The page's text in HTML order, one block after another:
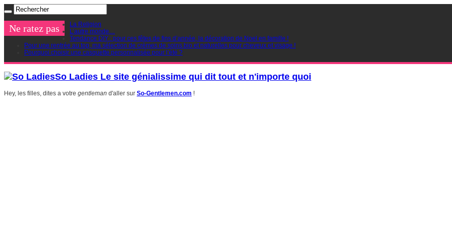
Ne ratez pas
La Religion
L’autre monde…
Tendance DIY : pour ces fêtes de fins d’année, la décoration de Noel en famille !
Pour une rentrée au top, ma sélection de crèmes de soins bio et naturelles pour cheveux et visage !
Pourquoi choisir une casquette personnalisée pour l’été ?
So Ladies Le site génialissime qui dit tout et n'importe quoi
Hey, les filles, dites a votre gentleman d'aller sur So-Gentlemen.com !